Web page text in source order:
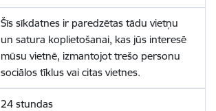
Šīs sīkdatnes ir paredzētas tādu vietņu
un satura koplietošanai, kas jūs interesē
mūsu vietnē, izmantojot trešo personu
sociālos tīklus vai citas vietnes.
24 stundas